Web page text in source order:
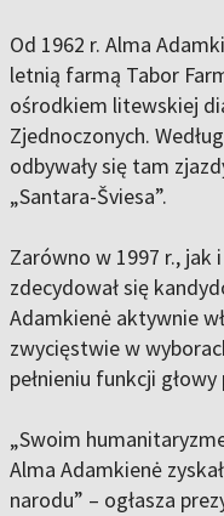
Od 1962 r. Alma
letnią farmą Tabor
ośrodkiem litewskiej
Zjednoczonych.
odbywały się tam
„Santara-Šviesa”.
Zarówno w 1997 r., jak
zdecydował się
Adamkienė aktywnie
zwycięstwie w
pełnieniu funkcji
„Swoim
Alma Adamkienė
narodu” – ogłasza